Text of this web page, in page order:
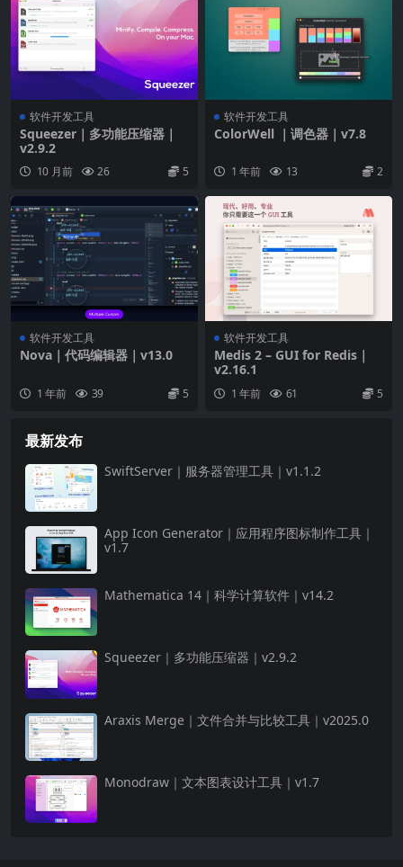
软件开发工具
Squeezer｜多功能压缩器｜
v2.9.2
10 月前 26 5
软件开发工具
ColorWell ｜调色器｜v7.8
1 年前 13 2
软件开发工具
Nova｜代码编辑器｜v13.0
1 年前 39 5
软件开发工具
Medis 2 – GUI for Redis｜
v2.16.1
1 年前 61 5
最新发布
SwiftServer｜服务器管理工具｜v1.1.2
App Icon Generator｜应用程序图标制作工具｜
v1.7
Mathematica 14｜科学计算软件｜v14.2
Squeezer｜多功能压缩器｜v2.9.2
Araxis Merge｜文件合并与比较工具｜v2025.0
Monodraw｜文本图表设计工具｜v1.7